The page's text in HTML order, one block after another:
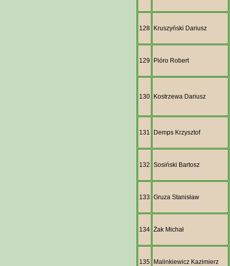
128 Kruszyński Dariusz
129 Pióro Robert
130 Kostrzewa Dariusz
131 Demps Krzysztof
132 Sosiński Bartosz
133 Gruza Stanisław
134 Żak Michał
135 Malinkiewicz Kazimierz